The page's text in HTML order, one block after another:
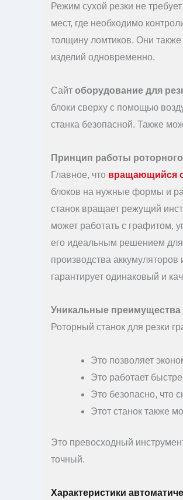
Режим сухой резки не
мест, где необходимо
толщину ломтиков. Они также
изделий одновременно.
Сайт оборудование для
блоки сверху с помощью
станка безопасной. Также
Принцип работы
Главное, что вращающийся
блоков на нужные формы и
станок вращает режущий
может работать с графитом,
его идеальным решением
производства
гарантирует одинаковый и
Уникальные преимущества
Роторный станок для резки
Это позволяет
Это работает
Это безопасно, что
Этот станок также
Это превосходный
точный.
Характеристики